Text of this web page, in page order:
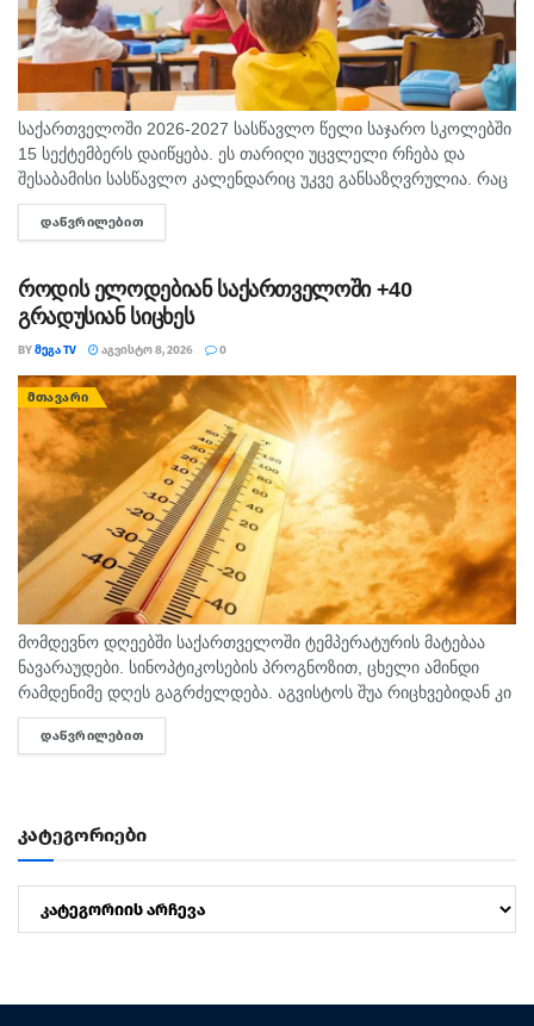
საქართველოში 2026-2027 სასწავლო წელი საჯარო სკოლებში
15 სექტემბერს დაიწყება. ეს თარიღი უცვლელი რჩება და
შესაბამისი სასწავლო კალენდარიც უკვე განსაზღვრულია. რაც
შეეხება საბავშვო ბაღებს, სასწავლო-სააღმზრდელო პროცესი
ასევე 15 სექტემბრიდან განახლდება. თბილისის...
ᲓᲐᲬᲕᲠᲘᲚᲔᲑᲘᲗ
როდის ელოდებიან საქართველოში +40
გრადუსიან სიცხეს
BYᲛᲔᲒᲐ TV ᲐᲒᲕᲘᲡᲢᲝ 8, 2026 0
ᲛᲗᲐᲕᲐᲠᲘ
მომდევნო დღეებში საქართველოში ტემპერატურის მატებაა
ნავარაუდები. სინოპტიკოსების პროგნოზით, ცხელი ამინდი
რამდენიმე დღეს გაგრძელდება. აგვისტოს შუა რიცხვებიდან კი
ტემპერატურა 40 გრადუსს მიაღწევს. "ტემპერატურამ აგვისტოს
თვეში შესაძლოა 35-40 გრადუსს მიაღწიოს, ანუ ამ...
ᲓᲐᲬᲕᲠᲘᲚᲔᲑᲘᲗ
კატეგორიები